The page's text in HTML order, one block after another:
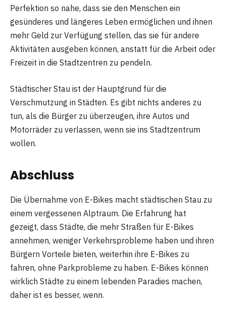
Perfektion so nahe, dass sie den Menschen ein
gesünderes und längeres Leben ermöglichen und ihnen
mehr Geld zur Verfügung stellen, das sie für andere
Aktivitäten ausgeben können, anstatt für die Arbeit oder
Freizeit in die Stadtzentren zu pendeln.
Städtischer Stau ist der Hauptgrund für die
Verschmutzung in Städten. Es gibt nichts anderes zu
tun, als die Bürger zu überzeugen, ihre Autos und
Motorräder zu verlassen, wenn sie ins Stadtzentrum
wollen.
Abschluss
Die Übernahme von E-Bikes macht städtischen Stau zu
einem vergessenen Alptraum. Die Erfahrung hat
gezeigt, dass Städte, die mehr Straßen für E-Bikes
annehmen, weniger Verkehrsprobleme haben und ihren
Bürgern Vorteile bieten, weiterhin ihre E-Bikes zu
fahren, ohne Parkprobleme zu haben. E-Bikes können
wirklich Städte zu einem lebenden Paradies machen,
daher ist es besser, wenn.